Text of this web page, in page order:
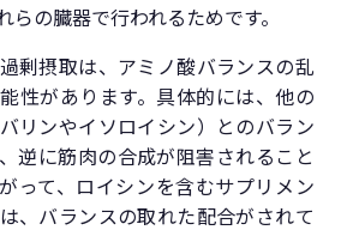
らの臓器で行われるためです。
剰摂取は、アミノ酸バランスの乱
性があります。具体的には、他の
リンやイソロイシン）とのバラン
逆に筋肉の合成が阻害されること
って、ロイシンを含むサプリメン
、バランスの取れた配合がされて